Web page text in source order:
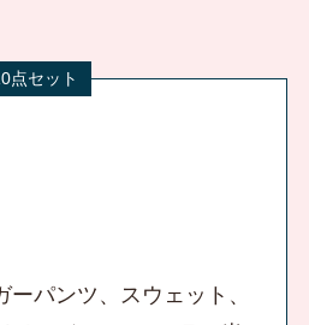
パンツ、スウェット、